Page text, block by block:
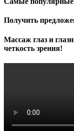
Получить
Массаж глаз и
четкость зрения!